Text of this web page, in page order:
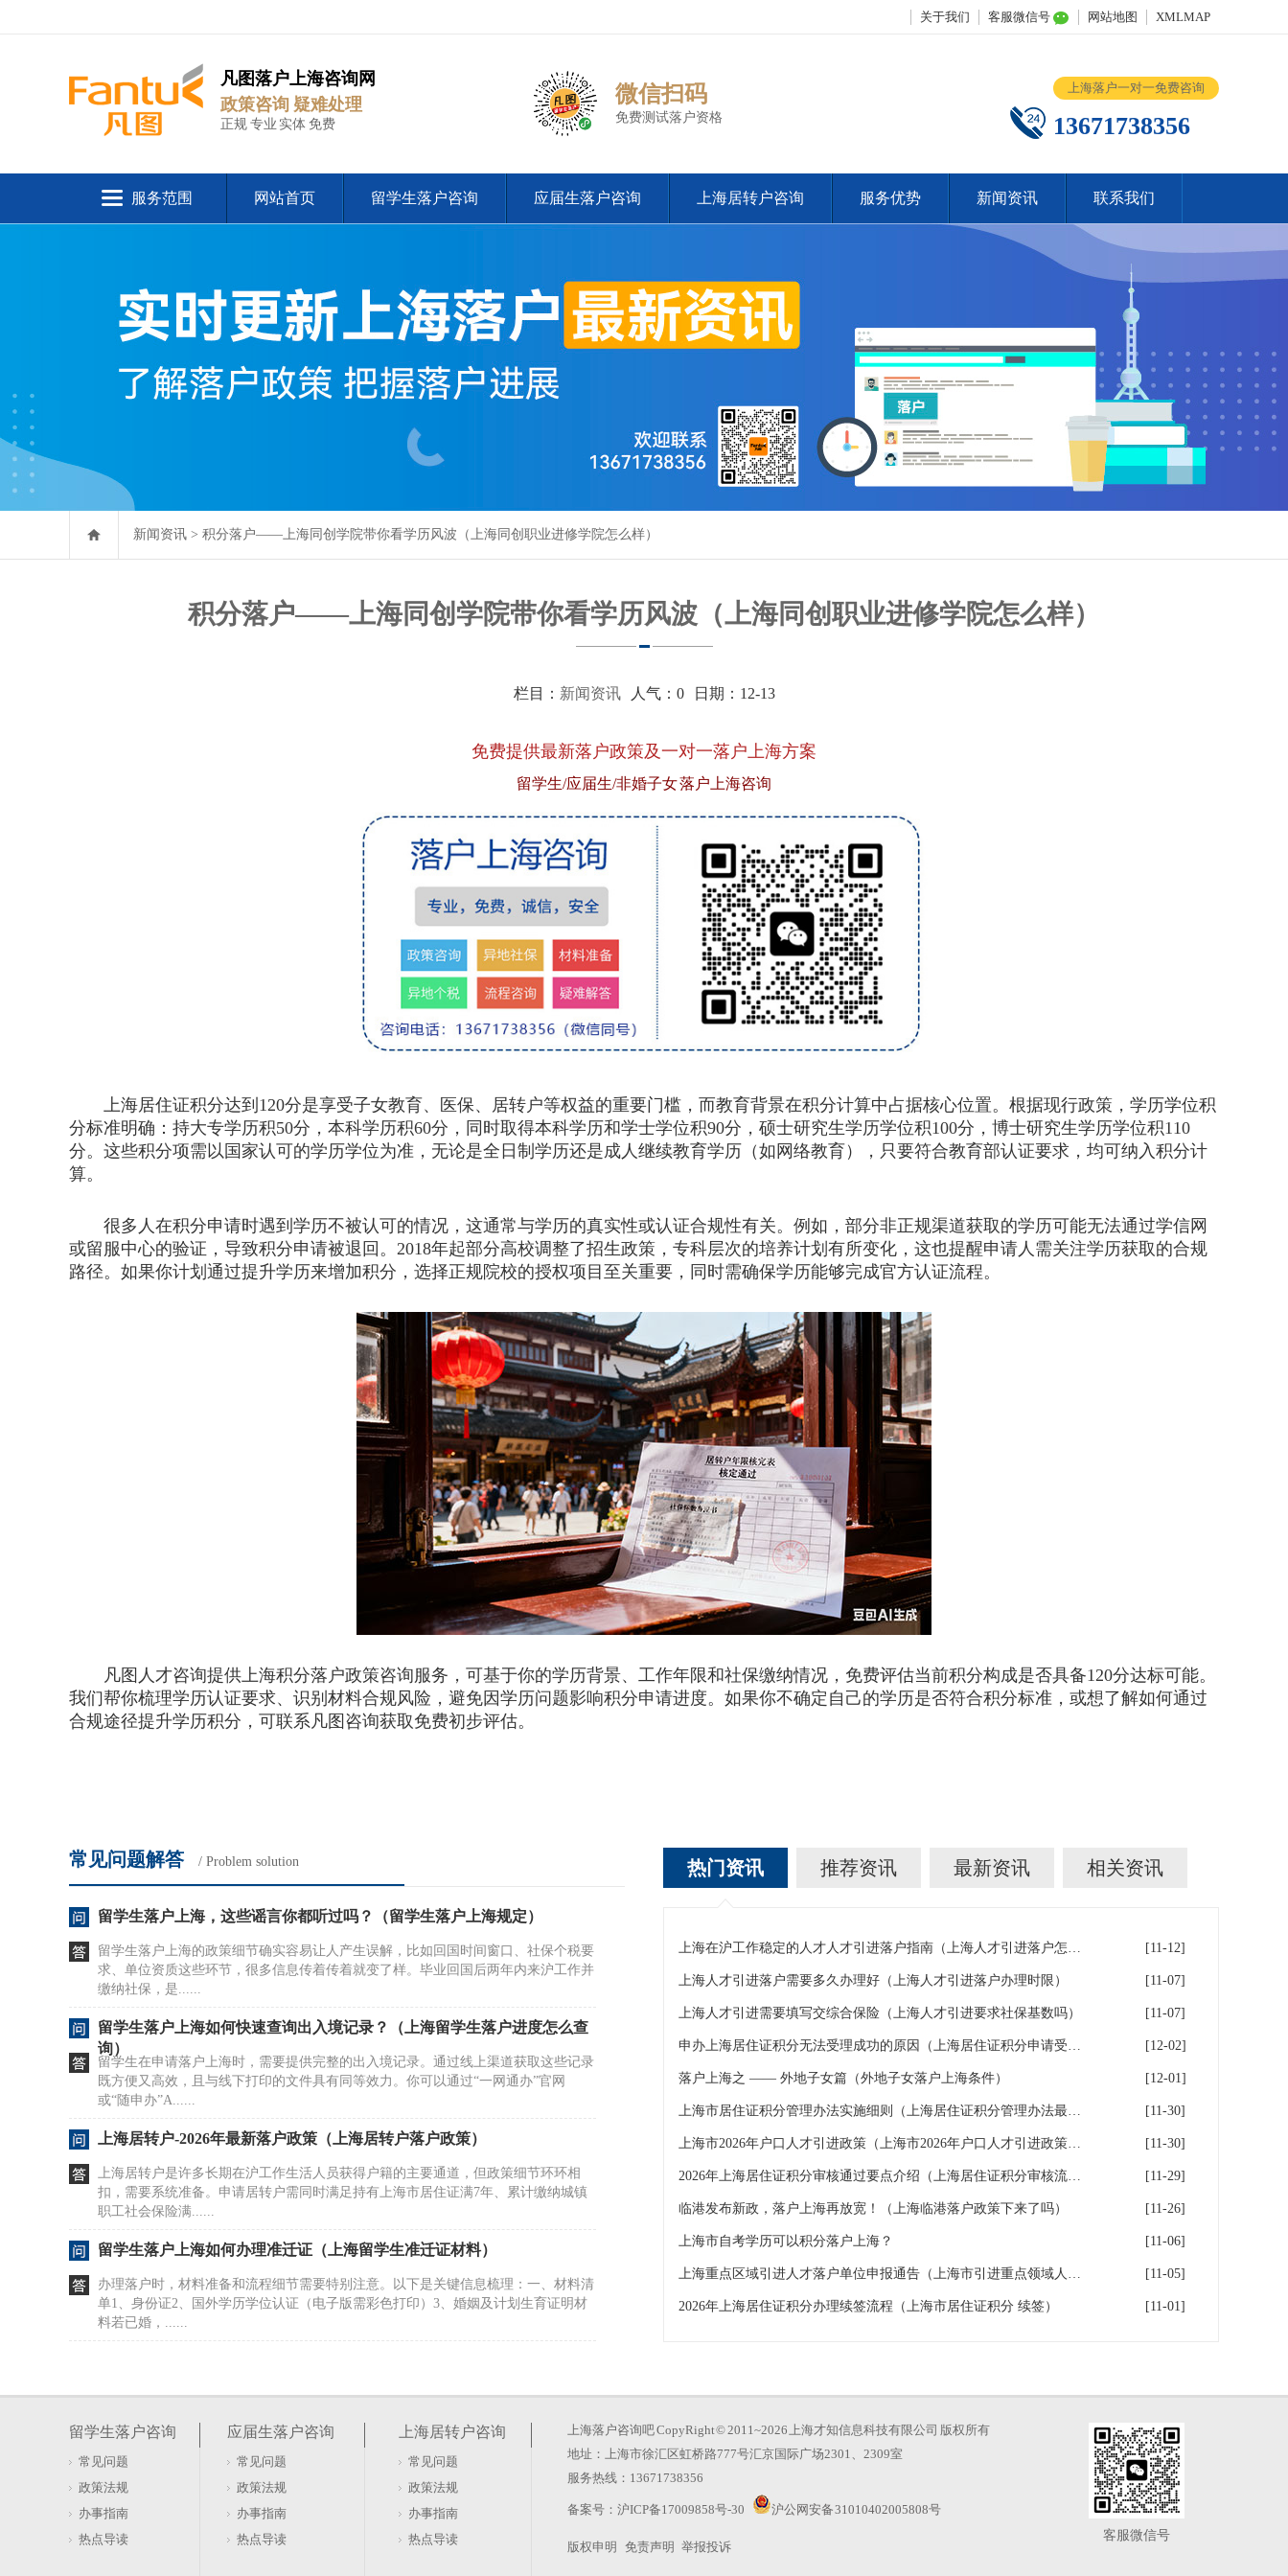
关于我们 客服微信号 网站地图 XMLMAP
凡图落户上海咨询网
政策咨询 疑难处理
正规 专业 实体 免费
微信扫码
免费测试落户资格
上海落户一对一免费咨询
13671738356
服务范围 网站首页 留学生落户咨询 应届生落户咨询 上海居转户咨询 服务优势 新闻资讯 联系我们
新闻资讯 > 积分落户——上海同创学院带你看学历风波（上海同创职业进修学院怎么样）
积分落户——上海同创学院带你看学历风波（上海同创职业进修学院怎么样）
栏目： 新闻资讯人气： 0日期：12-13
免费提供最新落户政策及一对一落户上海方案
留学生/应届生/非婚子女 落户上海咨询
上海居住证积分达到120分是享受子女教育、医保、居转户等权益的重要门槛，而教育背景在积分计算中占据核心位置。根据现行政策，学历学位积
分标准明确：持大专学历积50分，本科学历积60分，同时取得本科学历和学士学位积90分，硕士研究生学历学位积100分，博士研究生学历学位积110
分。这些积分项需以国家认可的学历学位为准，无论是全日制学历还是成人继续教育学历（如网络教育），只要符合教育部认证要求，均可纳入积分计
算。
很多人在积分申请时遇到学历不被认可的情况，这通常与学历的真实性或认证合规性有关。例如，部分非正规渠道获取的学历可能无法通过学信网
或留服中心的验证，导致积分申请被退回。2018年起部分高校调整了招生政策，专科层次的培养计划有所变化，这也提醒申请人需关注学历获取的合规
路径。如果你计划通过提升学历来增加积分，选择正规院校的授权项目至关重要，同时需确保学历能够完成官方认证流程。
凡图人才咨询提供上海积分落户政策咨询服务，可基于你的学历背景、工作年限和社保缴纳情况，免费评估当前积分构成是否具备120分达标可能。
我们帮你梳理学历认证要求、识别材料合规风险，避免因学历问题影响积分申请进度。如果你不确定自己的学历是否符合积分标准，或想了解如何通过
合规途径提升学历积分，可联系凡图咨询获取免费初步评估。
常见问题解答 / Problem solution
留学生落户上海，这些谣言你都听过吗？（留学生落户上海规定）
留学生落户上海的政策细节确实容易让人产生误解，比如回国时间窗口、社保个税要
求、单位资质这些环节，很多信息传着传着就变了样。毕业回国后两年内来沪工作并
缴纳社保，是......
留学生落户上海如何快速查询出入境记录？（上海留学生落户进度怎么查
询）
留学生在申请落户上海时，需要提供完整的出入境记录。通过线上渠道获取这些记录
既方便又高效，且与线下打印的文件具有同等效力。你可以通过“一网通办”官网
或“随申办”A......
上海居转户-2026年最新落户政策（上海居转户落户政策）
上海居转户是许多长期在沪工作生活人员获得户籍的主要通道，但政策细节环环相
扣，需要系统准备。申请居转户需同时满足持有上海市居住证满7年、累计缴纳城镇
职工社会保险满......
留学生落户上海如何办理准迁证（上海留学生准迁证材料）
办理落户时，材料准备和流程细节需要特别注意。以下是关键信息梳理：一、材料清
单1、身份证2、国外学历学位认证（电子版需彩色打印）3、婚姻及计划生育证明材
料若已婚，......
应届生落户上海的核心在于毕业年份、院校资质和单位属性三者的匹配。如果你是
流”建设高......
上海川沙居转户人才引进（上海居转户 人才引进）
上海落户路径多样，不同类型对应不同的政策要求。如果你关注的是人才引进落户，
以上技能类职......
热门资讯 推荐资讯 最新资讯 相关资讯
上海在沪工作稳定的人才人才引进落户指南（上海人才引进落户怎么办理） [11-12]
上海人才引进落户需要多久办理好（上海人才引进落户办理时限） [11-07]
上海人才引进需要填写交综合保险（上海人才引进要求社保基数吗） [11-07]
申办上海居住证积分无法受理成功的原因（上海居住证积分申请受理通过,等待审批） [12-02]
落户上海之 —— 外地子女篇（外地子女落户上海条件） [12-01]
上海市居住证积分管理办法实施细则（上海居住证积分管理办法最全解读） [11-30]
上海市2026年户口人才引进政策（上海市2026年户口人才引进政策文件） [11-30]
2026年上海居住证积分审核通过要点介绍（上海居住证积分审核流程） [11-29]
临港发布新政，落户上海再放宽！（上海临港落户政策下来了吗） [11-26]
上海市自考学历可以积分落户上海？ [11-06]
上海重点区域引进人才落户单位申报通告（上海市引进重点领域人才加分可以累加） [11-05]
2026年上海居住证积分办理续签流程（上海市居住证积分 续签） [11-01]
留学生落户咨询
常见问题
政策法规
办事指南
热点导读
应届生落户咨询
常见问题
政策法规
办事指南
热点导读
上海居转户咨询
常见问题
政策法规
办事指南
热点导读
上海落户咨询吧CopyRight © 2011~2026 上海才知信息科技有限公司 版权所有
地址：上海市徐汇区虹桥路777号汇京国际广场2301、2309室
服务热线：13671738356
备案号： 沪ICP备17009858号-30 沪公网安备 31010402005808号
版权申明 免责声明 举报投诉
客服微信号